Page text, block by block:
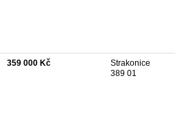
359 000 Kč
Strakonice
389 01